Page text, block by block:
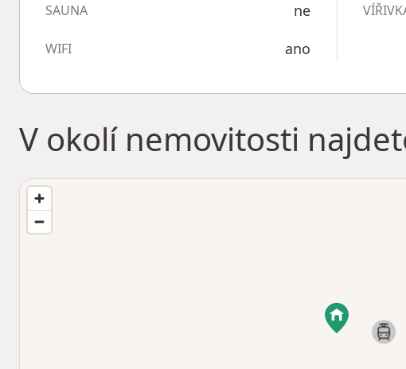
SAUNA ne
WIFI ano
V okolí nemovitosti